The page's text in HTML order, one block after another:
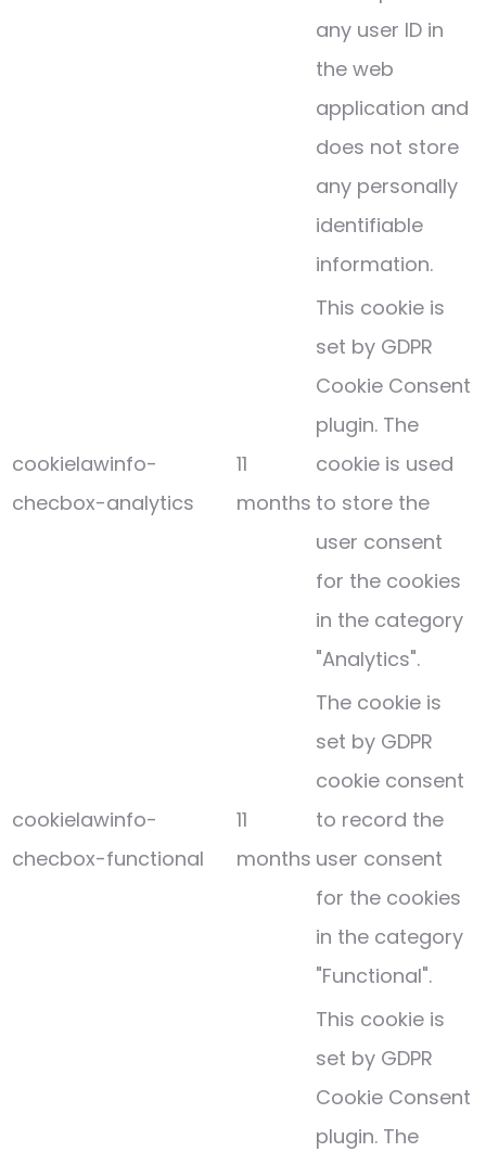
any user ID in
the web
application and
does not store
any personally
identifiable
information.
cookielawinfo-
checbox-analytics
11
months
This cookie is
set by GDPR
Cookie Consent
plugin. The
cookie is used
to store the
user consent
for the cookies
in the category
"Analytics".
cookielawinfo-
checbox-functional
11
months
The cookie is
set by GDPR
cookie consent
to record the
user consent
for the cookies
in the category
"Functional".
This cookie is
set by GDPR
Cookie Consent
plugin. The